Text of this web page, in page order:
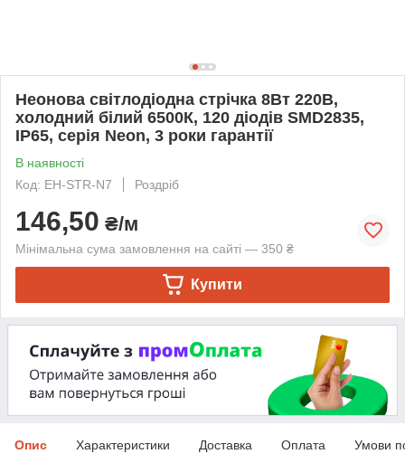
Неонова світлодіодна стрічка 8Вт 220В,
холодний білий 6500К, 120 діодів SMD2835,
IP65, серія Neon, 3 роки гарантії
В наявності
Код: EH-STR-N7
Роздріб
146,50 ₴/м
Мінімальна сума замовлення на сайті — 350 ₴
Купити
Опис Характеристики Доставка Оплата Умови